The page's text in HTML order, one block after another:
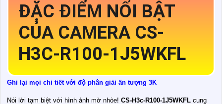
ĐẶC ĐIỂM NỔI BẬT
CỦA CAMERA CS-
H3C-R100-1J5WKFL
Ghi lại mọi chi tiết với độ phân giải ấn tượng 3K
Nói lời tạm biệt với hình ảnh mờ nhòe! CS-H3c-R100-1J5WKFL cung